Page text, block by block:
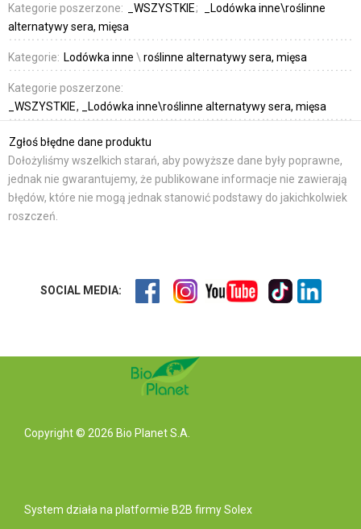
Kategorie poszerzone: _WSZYSTKIE
_Lodówka inne\roślinne
alternatywy sera, mięsa
Kategorie: Lodówka inne \ roślinne alternatywy sera, mięsa
Kategorie poszerzone:
_WSZYSTKIE
_Lodówka inne\roślinne alternatywy sera, mięsa
Zgłoś błędne dane produktu
Dołożyliśmy wszelkich starań, aby powyższe dane były poprawne,
jednak nie gwarantujemy, że publikowane informacje nie zawierają
błędów, które nie mogą jednak stanowić podstawy do jakichkolwiek
roszczeń.
SOCIAL MEDIA:
Copyright © 2026 Bio Planet S.A.
System działa na platformie B2B firmy Solex